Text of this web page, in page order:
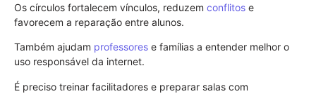
Os círculos fortalecem vínculos, reduzem conflitos e
favorecem a reparação entre alunos.
Também ajudam professores e famílias a entender melhor o
uso responsável da internet.
É preciso treinar facilitadores e preparar salas com